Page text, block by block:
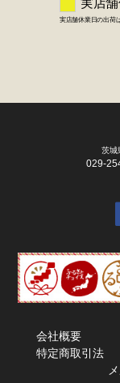
茨城
029-
会社概要
特定商取引法